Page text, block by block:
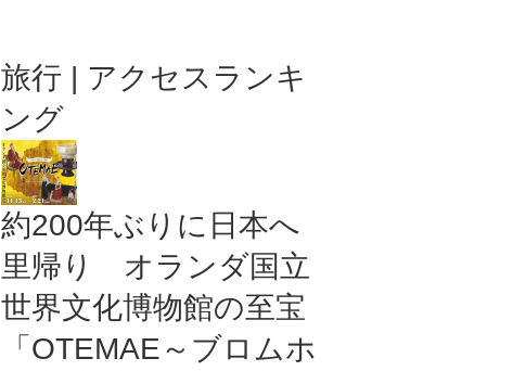
旅行 | アクセスランキ
ング
約200年ぶりに日本へ
里帰り オランダ国立
世界文化博物館の至宝
「OTEMAE～ブロムホ